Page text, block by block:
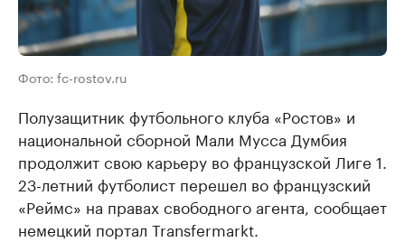
Фото: fc-rostov.ru
Полузащитник футбольного клуба «Ростов» и
национальной сборной Мали Мусса Думбия
продолжит свою карьеру во французской Лиге 1.
23-летний футболист перешел во французский
«Реймс» на правах свободного агента, сообщает
немецкий портал Transfermarkt.